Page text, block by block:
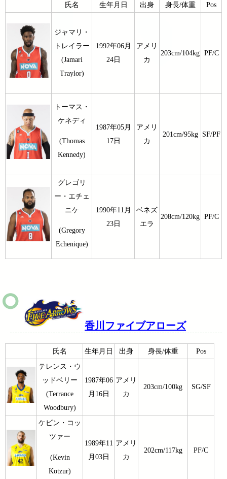
氏名 生年月日 出身 身長/体重 Pos
ジャマリ・
トレイラー
(Jamari
Traylor)
1992年06月
24日
アメリ
カ
203cm/104kg PF/C
トーマス・
ケネディ
(Thomas
Kennedy)
1987年05月
17日
アメリ
カ
201cm/95kg SF/PF
グレゴリ
ー・エチェ
ニケ
(Gregory
Echenique)
1990年11月
23日
ベネズ
エラ
208cm/120kg PF/C
香川ファイブアローズ
氏名 生年月日 出身 身長/体重
Pos
テレンス・ウ
ッドベリー
(Terrance
Woodbury)
1987年06
月16日
アメリ
カ
203cm/100kg SG/SF
ケビン・コッ
ツァー
(Kevin
Kotzur)
1989年11
月03日
アメリ
カ
202cm/117kg PF/C